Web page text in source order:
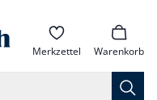
Merkzettel Warenkorb